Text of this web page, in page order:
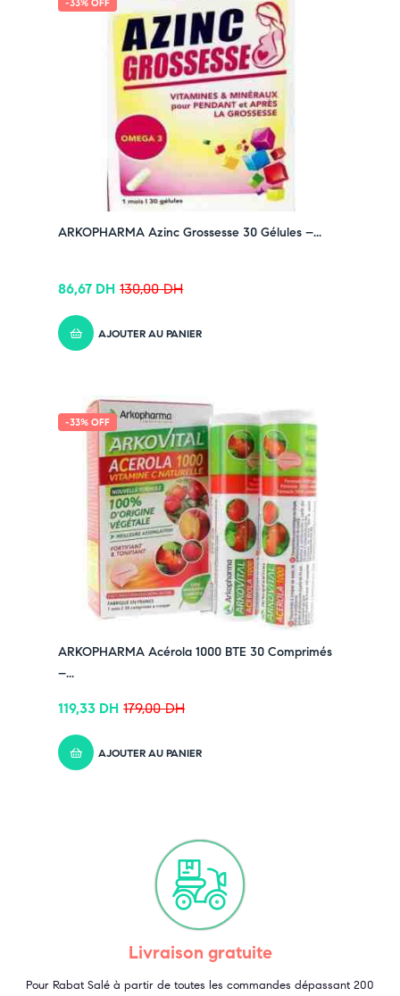
-33% OFF
ARKOPHARMA Azinc Grossesse 30 Gélules –...
130,00DH
86,67 DH
AJOUTER AU PANIER
-33% OFF
ARKOPHARMA Acérola 1000 BTE 30 Comprimés
–...
179,00DH
119,33 DH
AJOUTER AU PANIER
Livraison gratuite
Pour Rabat Salé à partir de toutes les commandes dépassant 200